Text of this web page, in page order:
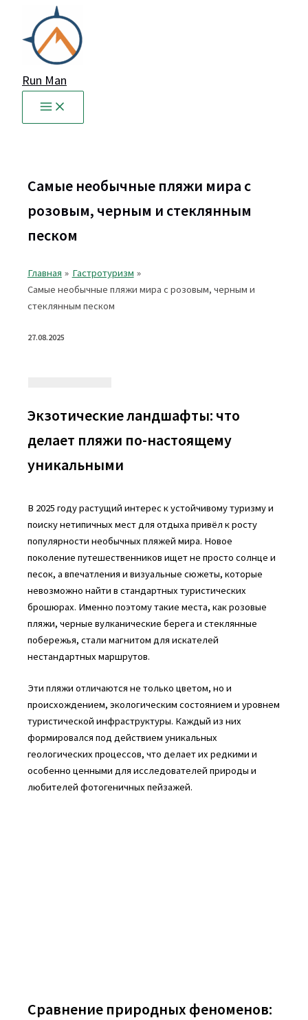
содержимому
Run Man
Самые необычные пляжи мира с
розовым, черным и стеклянным
песком
Главная
Гастротуризм
Самые необычные пляжи мира с розовым, черным и
стеклянным песком
27.08.2025
Экзотические ландшафты: что
делает пляжи по-настоящему
уникальными
В 2025 году растущий интерес к устойчивому туризму и
поиску нетипичных мест для отдыха привёл к росту
популярности необычных пляжей мира. Новое
поколение путешественников ищет не просто солнце и
песок, а впечатления и визуальные сюжеты, которые
невозможно найти в стандартных туристических
брошюрах. Именно поэтому такие места, как розовые
пляжи, черные вулканические берега и стеклянные
побережья, стали магнитом для искателей
нестандартных маршрутов.
Эти пляжи отличаются не только цветом, но и
происхождением, экологическим состоянием и уровнем
туристической инфраструктуры. Каждый из них
формировался под действием уникальных
геологических процессов, что делает их редкими и
особенно ценными для исследователей природы и
любителей фотогеничных пейзажей.
Сравнение природных феноменов: